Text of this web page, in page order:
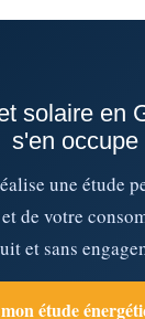
solaire en
s'en occupe
une étude
de votre
et sans
étude